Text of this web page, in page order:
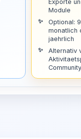
Exporte
Module
Optional:
monatlich
jaehrlich
Alternativ